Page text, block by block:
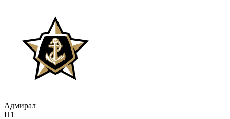
Адмирал
П1